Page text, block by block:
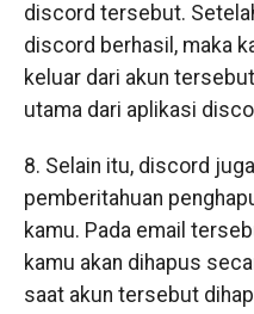
discord tersebut.
discord berhasil, maka
keluar dari akun
utama dari aplikasi
8. Selain itu, discord
pemberitahuan
kamu. Pada email
kamu akan dihapus
saat akun tersebut